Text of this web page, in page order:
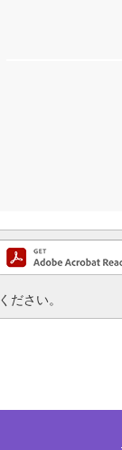
ください。